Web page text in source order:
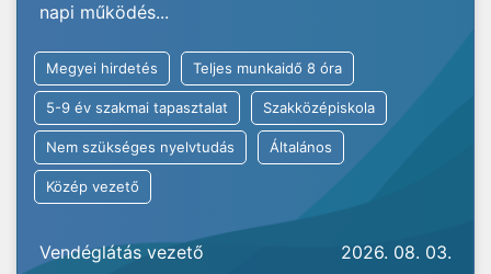
napi működés...
Megyei hirdetés Teljes munkaidő 8 óra
5-9 év szakmai tapasztalat Szakközépiskola
Nem szükséges nyelvtudás Általános
Közép vezető
Vendéglátás vezető 2026. 08. 03.